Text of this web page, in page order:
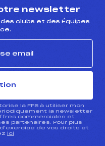
newsletter
des clubs et des Équipes
la FFS à utiliser mon
la newsletter
commerciales et
partenaires. Pour plus
de vos droits et
ici